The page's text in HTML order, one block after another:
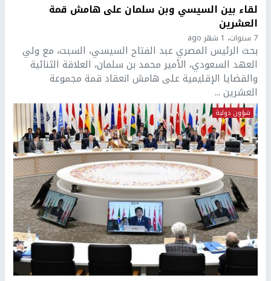
لقاء بين السيسي وبن سلمان على هامش قمة
العشرين
7 سنوات، 1 شهر ago
بحث الرئيس المصري عبد الفتاح السيسي، السبت، مع ولي
العهد السعودي، الأمير محمد بن سلمان، العلاقة الثنائية
والقضايا الإقليمية على هامش انعقاد قمة مجموعة
العشرين ...
شؤون دولية